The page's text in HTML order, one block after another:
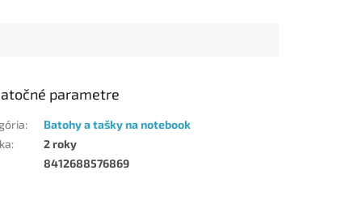
parametre
:
Batohy a tašky na notebook
:
2 roky
8412688576869